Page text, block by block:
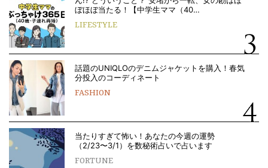
ぼほぼ当たる！【中学生ママ（40…
LIFESTYLE
話題のUNIQLOのデニムジャケットを購入！春気
分投入のコーディネート
FASHION
当たりすぎて怖い！あなたの今週の運勢
（2/23〜3/1）を数秘術占いで占います
FORTUNE